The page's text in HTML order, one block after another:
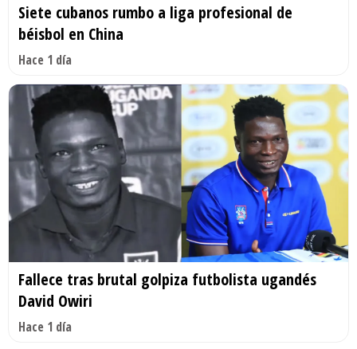
Siete cubanos rumbo a liga profesional de
béisbol en China
Hace 1 día
Fallece tras brutal golpiza futbolista ugandés
David Owiri
Hace 1 día